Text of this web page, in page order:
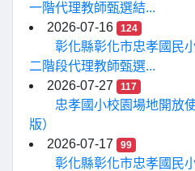
一階代理教師甄選結...
2026-07-16
124
彰化縣彰化市忠孝國民
二階段代理教師甄選...
2026-07-27
117
忠孝國小校園場地開放
版）
2026-07-17
99
彰化縣彰化市忠孝國民